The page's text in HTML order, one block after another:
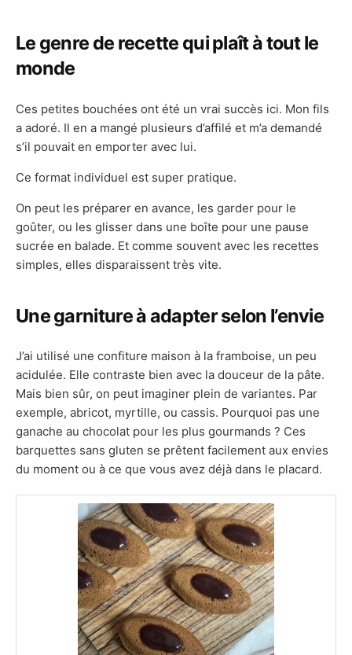
Le genre de recette qui plaît à tout le
monde
Ces petites bouchées ont été un vrai succès ici. Mon fils
a adoré. Il en a mangé plusieurs d’affilé et m’a demandé
s’il pouvait en emporter avec lui.
Ce format individuel est super pratique.
On peut les préparer en avance, les garder pour le
goûter, ou les glisser dans une boîte pour une pause
sucrée en balade. Et comme souvent avec les recettes
simples, elles disparaissent très vite.
Une garniture à adapter selon l’envie
J’ai utilisé une confiture maison à la framboise, un peu
acidulée. Elle contraste bien avec la douceur de la pâte.
Mais bien sûr, on peut imaginer plein de variantes. Par
exemple, abricot, myrtille, ou cassis. Pourquoi pas une
ganache au chocolat pour les plus gourmands ? Ces
barquettes sans gluten se prêtent facilement aux envies
du moment ou à ce que vous avez déjà dans le placard.